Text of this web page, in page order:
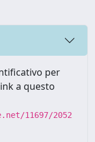
per
a questo
11697/2052